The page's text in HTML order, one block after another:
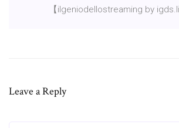
【ilgeniodellostreaming by
Leave a Reply